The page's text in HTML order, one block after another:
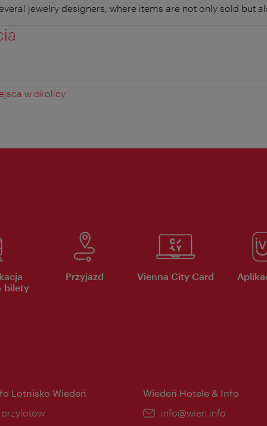
jewelry designers, where items are not only sold but
w okolicy
bilety
Przyjazd Vienna City Card
Lotnisko Wiedeń
Wiedeń Hotele & Info
E-
info@wien.info